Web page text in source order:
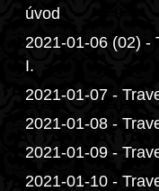
úvod
2021-01-06 (02) -
I.
2021-01-07 -
2021-01-08 -
2021-01-09 -
2021-01-10 -